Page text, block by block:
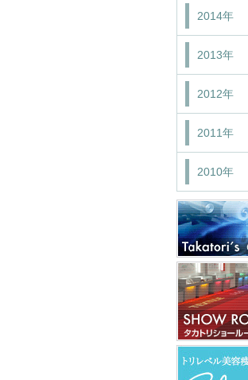
2014年
2013年
2012年
2011年
2010年